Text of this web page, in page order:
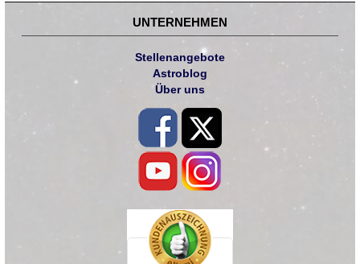
UNTERNEHMEN
Stellenangebote
Astroblog
Über uns